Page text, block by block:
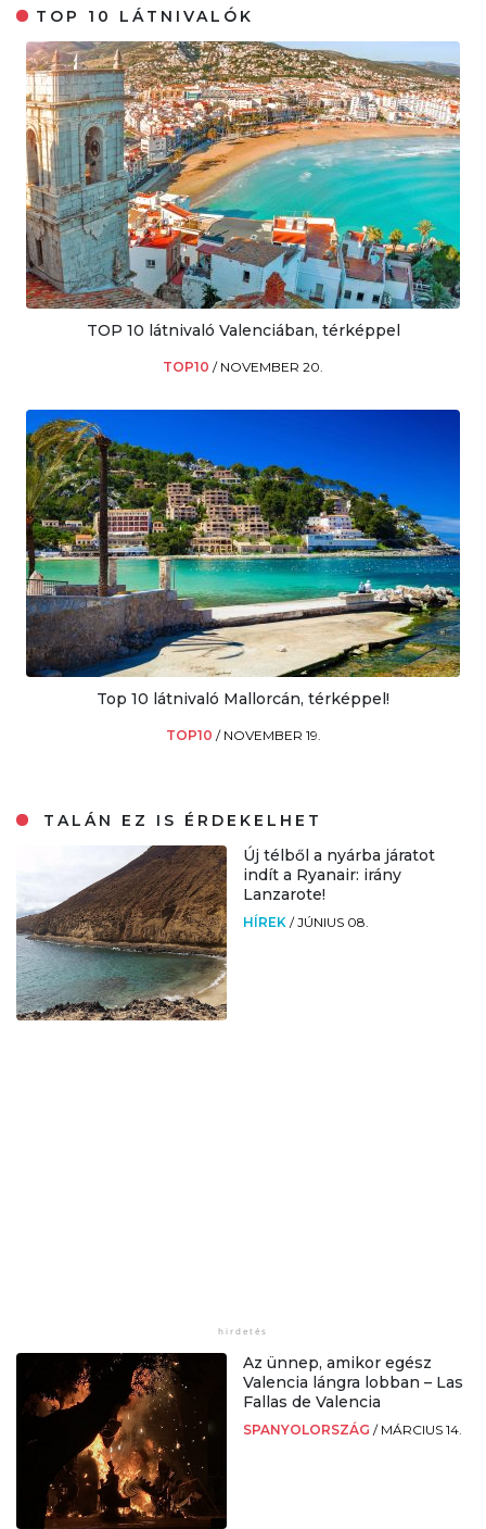
TOP 10 LÁTNIVALÓK
TOP 10 látnivaló Valenciában, térképpel
TOP10 / NOVEMBER 20.
Top 10 látnivaló Mallorcán, térképpel!
TOP10 / NOVEMBER 19.
TALÁN EZ IS ÉRDEKELHET
Új télből a nyárba járatot
indít a Ryanair: irány
Lanzarote!
HÍREK /JÚNIUS 08.
Az ünnep, amikor egész
Valencia lángra lobban – Las
Fallas de Valencia
SPANYOLORSZÁG / MÁRCIUS 14.